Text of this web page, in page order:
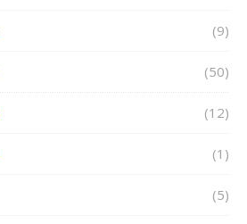
(9)
(50)
(12)
(1)
(5)